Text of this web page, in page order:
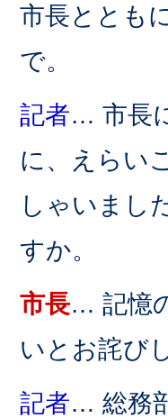
市長ととも
で。
記者… 市長
に、えらい
しゃいまし
すか。
市長… 記憶
いとお詫び
記者… 総務